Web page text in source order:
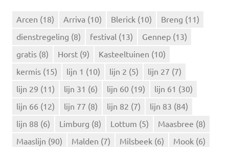
Arcen (18) Arriva (10) Blerick (10) Breng (11)
dienstregeling (8) festival (13) Gennep (13)
gratis (8) Horst (9) Kasteeltuinen (10)
kermis (15) lijn 1 (10) lijn 2 (5) lijn 27 (7)
lijn 29 (11) lijn 31 (6) lijn 60 (19) lijn 61 (30)
lijn 66 (12) lijn 77 (8) lijn 82 (7) lijn 83 (84)
lijn 88 (6) Limburg (8) Lottum (5) Maasbree (8)
Maaslijn (90) Malden (7) Milsbeek (6) Mook (6)